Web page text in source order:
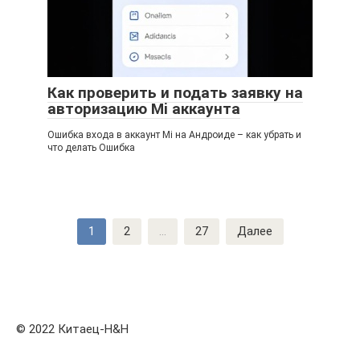
Как проверить и подать заявку на
авторизацию Mi аккаунта
Ошибка входа в аккаунт Mi на Андроиде – как убрать и
что делать Ошибка
1 2 ... 27 Далее
© 2022 Китаец-H&H